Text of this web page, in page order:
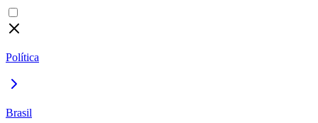
Política
Brasil